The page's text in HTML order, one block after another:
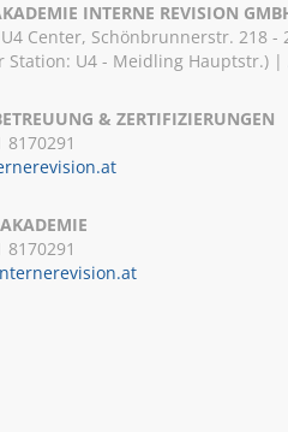
INTERNE REVISION
Center, Schönbrunnerstr. 218 -
Station: U4 - Meidling Hauptstr.) |
& ZERTIFIZIERUNGEN
8170291
8170291